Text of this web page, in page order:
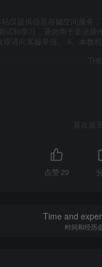
仅提供信息存储空间服务
试和学习，请勿用于非法
请向客服举报。 6、本教
喜欢就
点赞29
Time and
时间和经历